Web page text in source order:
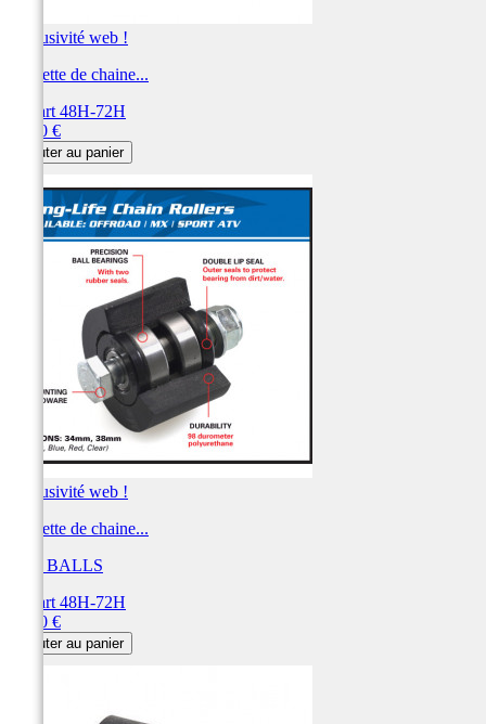
Exclusivité web !
Roulette de chaine...
Départ 48H-72H
23,80 €
Ajouter au panier
Exclusivité web !
Roulette de chaine...
ALL BALLS
Départ 48H-72H
23,80 €
Ajouter au panier